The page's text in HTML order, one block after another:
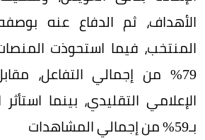
الأهداف، ثم الدفاع عنه
المنتخب، فيما استحوذت
الإعلامي التقليدي، بينما
بـ59% من إجمالي المشاهدات